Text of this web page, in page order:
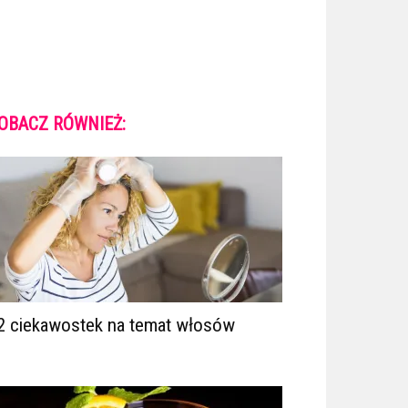
RÓWNIEŻ:
ciekawostek na temat włosów